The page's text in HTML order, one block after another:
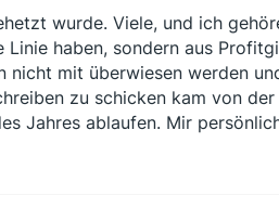
mit Deiner sehr
die meisten gar nicht
Aber gemessen an
mit Zahlungen oder
wurde. Viele, und ich
haben, sondern aus
nicht mit überwiesen werden
zu schicken kam von
Jahres ablaufen. Mir